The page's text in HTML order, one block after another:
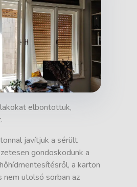
elbontottuk,
javítjuk a sérült
gondoskodunk a
a karton
utolsó sorban az